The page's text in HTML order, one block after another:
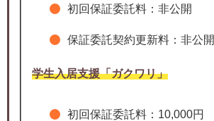
初回保証委託料：非公開
保証委託契約更新料：非公開
学生入居支援「ガクワリ」
初回保証委託料：10,000円